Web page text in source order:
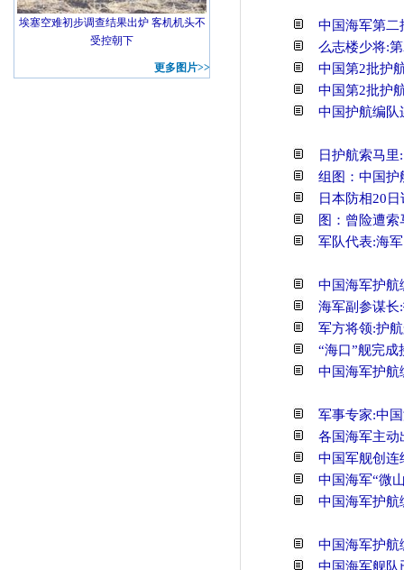
埃塞空难初步调查结果出炉 客机机头不
受控朝下
更多图片>>
中国海军第二
么志楼少将:
中国第2批护
中国第2批护
中国护航编队
日护航索马
组图：中国护
日本防相20
图：曾险遭
军队代表:海
中国海军护航
海军副参谋长
军方将领:护
“海口”舰完
中国海军护航
军事专家:中
各国海军主动
中国军舰创连
中国海军“微
中国海军护航
中国海军护航
中国海军舰队